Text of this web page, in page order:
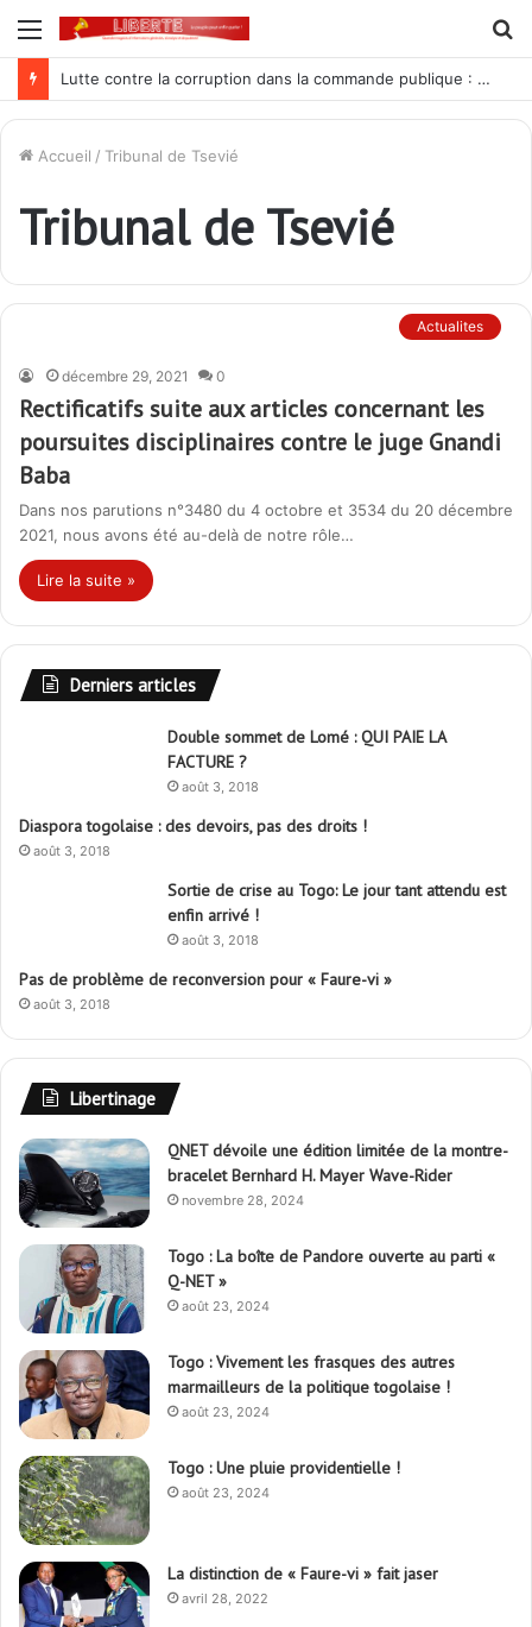
Menu
Lutte contre la corruption dans la commande publique : Qu’est-ce qui explique le silence du parquet général sur les dossiers de l’ARCOP?
Accueil / Tribunal de Tsevié
Tribunal de Tsevié
Actualites
décembre 29, 2021 0
Rectificatifs suite aux articles concernant les
poursuites disciplinaires contre le juge Gnandi
Baba
Dans nos parutions n°3480 du 4 octobre et 3534 du 20 décembre
2021, nous avons été au-delà de notre rôle…
Lire la suite »
Derniers articles
Double sommet de Lomé : QUI PAIE LA
FACTURE ?
août 3, 2018
Diaspora togolaise : des devoirs, pas des droits !
août 3, 2018
Sortie de crise au Togo: Le jour tant attendu est
enfin arrivé !
août 3, 2018
Pas de problème de reconversion pour « Faure-vi »
août 3, 2018
Libertinage
QNET dévoile une édition limitée de la montre-
bracelet Bernhard H. Mayer Wave-Rider
novembre 28, 2024
Togo : La boîte de Pandore ouverte au parti «
Q-NET »
août 23, 2024
Togo : Vivement les frasques des autres
marmailleurs de la politique togolaise !
août 23, 2024
Togo : Une pluie providentielle !
août 23, 2024
La distinction de « Faure-vi » fait jaser
avril 28, 2022